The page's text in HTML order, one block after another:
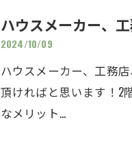
ハウスメーカー、
2024/10/09
ハウスメーカー、工務
頂ければと思います！2
なメリット…